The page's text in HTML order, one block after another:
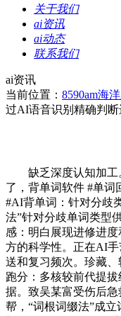
关于我们
ai资讯
ai动态
联系我们
ai资讯
当前位置： 8590am海
过AI语音识别精确判
缺乏深度认知加工
了，背单词软件 #单词
#AI背单词：针对分歧
法”针对分歧单词类型
感：明白展现进修进
方的科学性。正在AI
送和复习频次。珍藏、
跑分：多核较前代提
据。致吴某富受伤后
帮，“词根词缀法”成